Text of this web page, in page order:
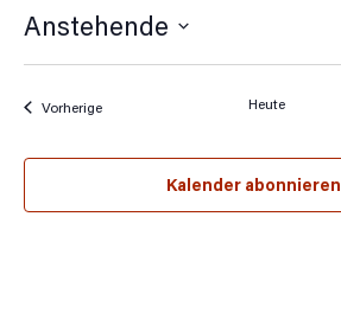
Anstehende
Datum
VorherigeVeranstaltungen Heute
Kalender abonnieren